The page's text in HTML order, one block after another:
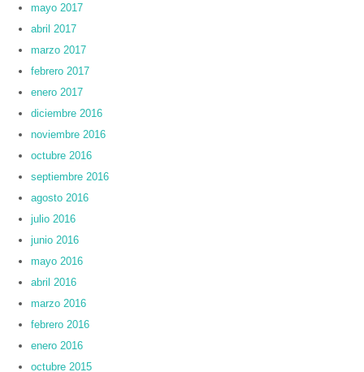
mayo 2017
abril 2017
marzo 2017
febrero 2017
enero 2017
diciembre 2016
noviembre 2016
octubre 2016
septiembre 2016
agosto 2016
julio 2016
junio 2016
mayo 2016
abril 2016
marzo 2016
febrero 2016
enero 2016
octubre 2015